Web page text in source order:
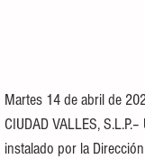
Martes 14 de abril de
CIUDAD VALLES,
instalado por la